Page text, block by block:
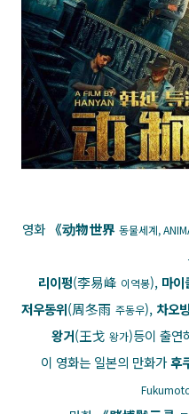
영화 《动物世界 동물세계,
리이펑(李易峰 이역봉), 마이
저우동위(周冬雨 주동우), 차오
왕거(王戈 왕가)등이 출연
이 영화는 일본의 만화가후